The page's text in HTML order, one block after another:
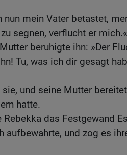
nun mein Vater betastet,
segnen, verflucht er mich.«
beruhigte ihn: »Der
Tu, was ich dir gesagt
und seine Mutter
hatte.
Rebekka das Festgewand
aufbewahrte, und zog es